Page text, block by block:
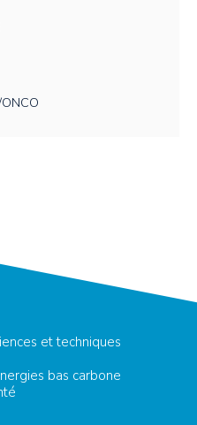
ONCO
et techniques
bas carbone